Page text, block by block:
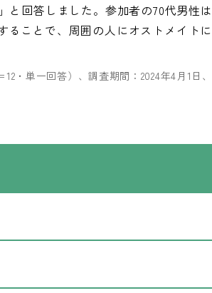
と回答しました。参加者の70代男性
ことで、周囲の人にオストメイト
・単一回答）、調査期間：2024年4月1